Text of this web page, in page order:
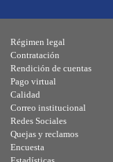
Régimen legal
Contratación
Rendición de cuentas
Pago virtual
Calidad
Correo institucional
Redes Sociales
Quejas y reclamos
Encuesta